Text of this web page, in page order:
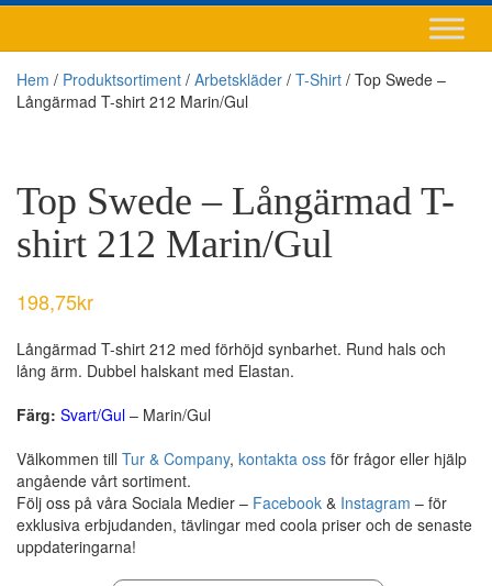
Hem / Produktsortiment / Arbetskläder / T-Shirt / Top Swede –
Långärmad T-shirt 212 Marin/Gul
Top Swede – Långärmad T-
shirt 212 Marin/Gul
198,75kr
Långärmad T-shirt 212 med förhöjd synbarhet. Rund hals och
lång ärm. Dubbel halskant med Elastan.
Färg: Svart/Gul – Marin/Gul
Välkommen till Tur & Company, kontakta oss för frågor eller hjälp
angående vårt sortiment.
Följ oss på våra Sociala Medier – Facebook & Instagram – för
exklusiva erbjudanden, tävlingar med coola priser och de senaste
uppdateringarna!